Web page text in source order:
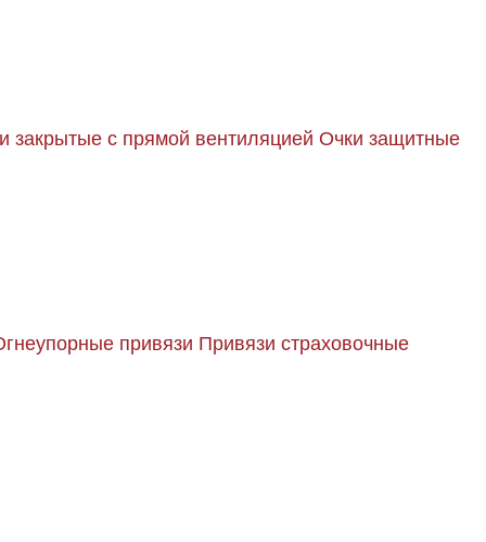
закрытые с прямой вентиляцией Очки защитные
привязи Привязи страховочные